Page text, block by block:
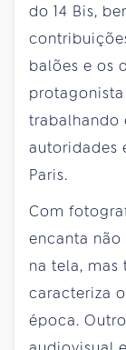
do 14 Bis,
balões e os
trabalhando
autoridades
Paris.
Com
encanta
na tela,
caracteriza
época.